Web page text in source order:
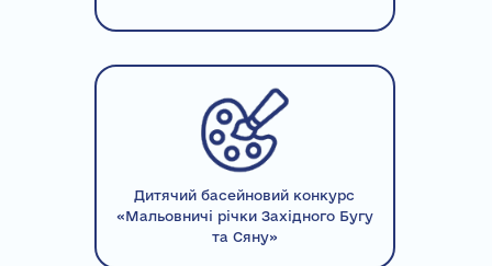
Дитячий басейновий конкурс
«Мальовничі річки Західного Бугу
та Сяну»